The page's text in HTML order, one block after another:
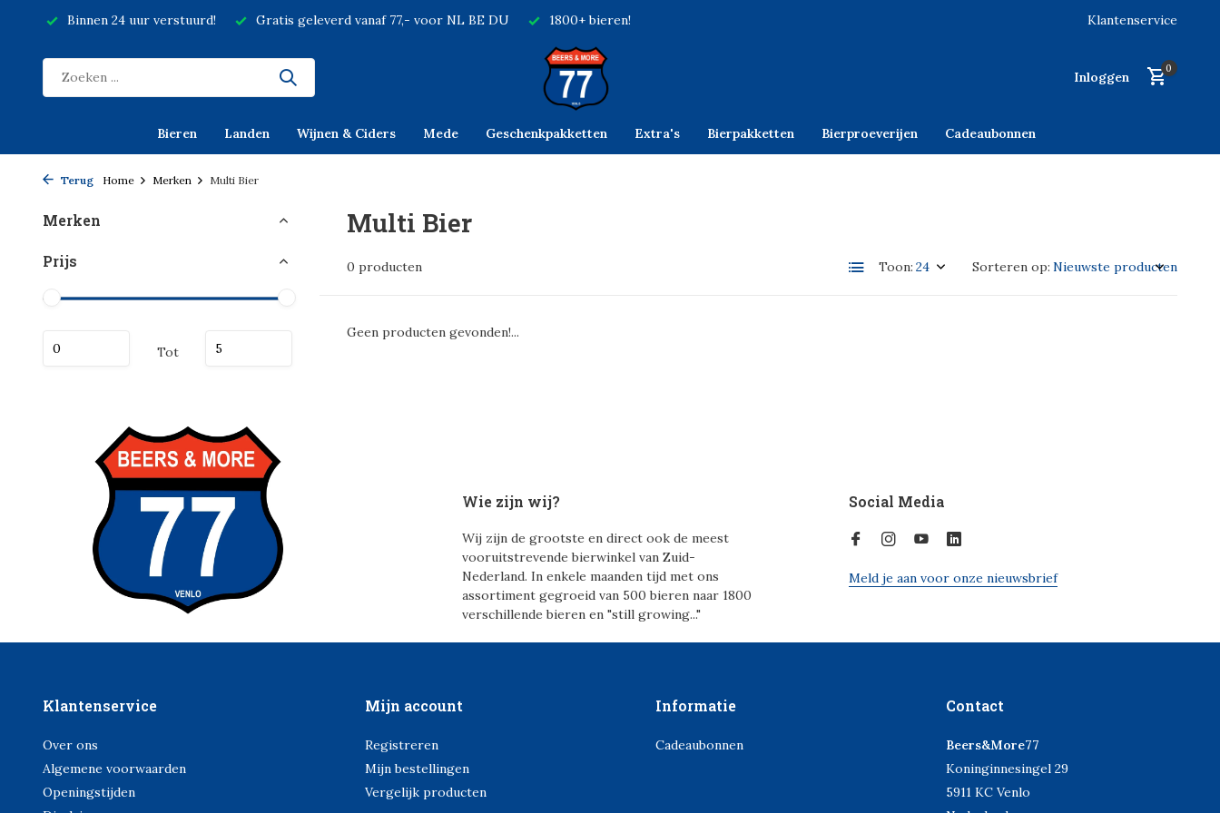
Binnen 24 uur verstuurd! Gratis geleverd vanaf 77,- voor NL BE DU 1800+ bieren! Klantenservice
Inloggen
0
Bieren Landen Wijnen & Ciders Mede Geschenkpakketten Extra's Bierpakketten Bierproeverijen Cadeaubonnen
Terug Home Merken Multi Bier
Merken
Prijs
Tot
Multi Bier
0 producten Toon: Sorteren op:
Geen producten gevonden!...
Wie zijn wij?
Wij zijn de grootste en direct ook de meest
vooruitstrevende bierwinkel van Zuid-
Nederland. In enkele maanden tijd met ons
assortiment gegroeid van 500 bieren naar 1800
verschillende bieren en "still growing..."
Social Media
Meld je aan voor onze nieuwsbrief
Klantenservice
Over ons
Algemene voorwaarden
Openingstijden
Mijn account
Registreren
Mijn bestellingen
Vergelijk producten
Informatie
Cadeaubonnen
Contact
Beers&More77
Koninginnesingel 29
5911 KC Venlo